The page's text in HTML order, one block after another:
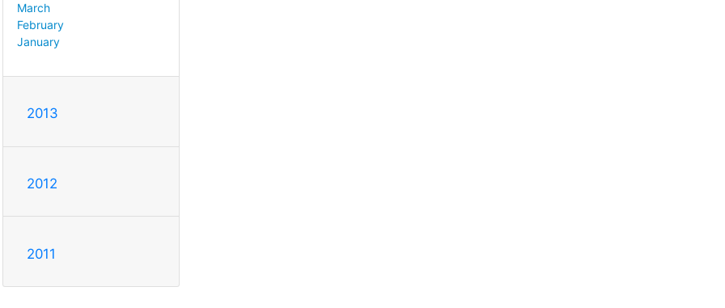
March
February
January
2013
2012
2011